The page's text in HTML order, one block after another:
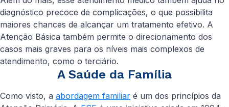
diagnóstico precoce de complicações, o que possibilita
maiores chances de alcançar um tratamento efetivo. A
Atenção Básica também permite o direcionamento dos
casos mais graves para os níveis mais complexos de
atendimento, como o terciário.
A Saúde da Família
Como visto, a abordagem familiar é um dos princípios da